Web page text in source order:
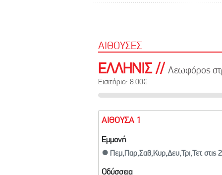
ΑΙΘΟΥΣΕΣ
ΕΛΛΗΝΙΣ // Λεωφόρος
Εισιτήριο: 8.00€
ΑΙΘΟΥΣΑ 1
Εμμονή
● Πεμ,Παρ,Σαβ,Κυρ,Δευ,Τρι,Τετ στις
Οδύσσεια